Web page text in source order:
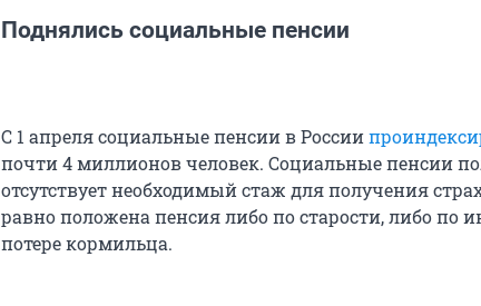
Поднялись социальные пенсии
С 1 апреля социальные пенсии в России
почти 4 миллионов человек. Социальные пенсии
отсутствует необходимый стаж для получения
равно положена пенсия либо по старости, либо по
потере кормильца.